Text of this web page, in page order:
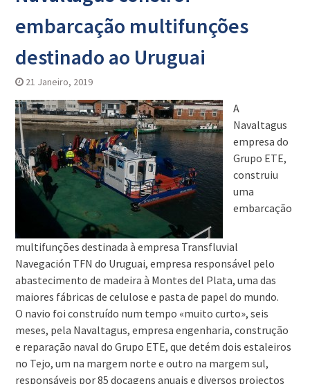
embarcação multifunções
destinado ao Uruguai
21 Janeiro, 2019
A
Navaltagus
empresa do
Grupo ETE,
construiu
uma
embarcação
multifunções destinada à empresa Transfluvial
Navegación TFN do Uruguai, empresa responsável pelo
abastecimento de madeira à Montes del Plata, uma das
maiores fábricas de celulose e pasta de papel do mundo.
O navio foi construído num tempo «muito curto», seis
meses, pela Navaltagus, empresa engenharia, construção
e reparação naval do Grupo ETE, que detém dois estaleiros
no Tejo, um na margem norte e outro na margem sul,
responsáveis por 85 docagens anuais e diversos projectos